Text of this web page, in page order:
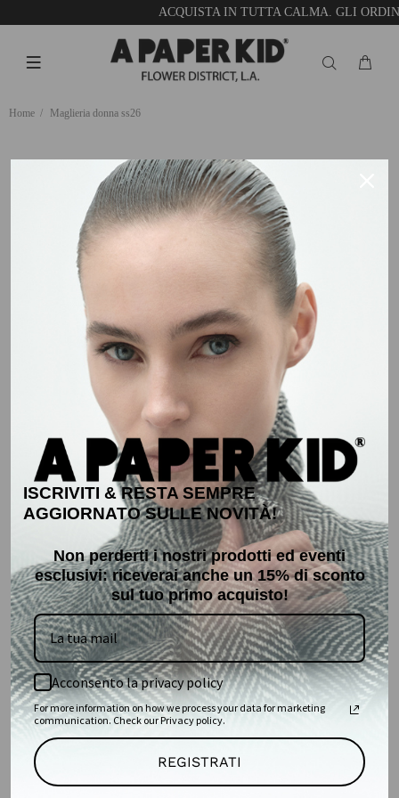
ACQUISTA IN TUTTA CALMA. GLI
Home Maglieria donna ss26
MAGLIERIA DONNA SS26
EMPTY
There are no products matching the selection.
Store
Policy
Contacts
ISCRIVITI & RESTA SEMPRE
AGGIORNATO SULLE NOVITÀ!
Non perderti i nostri prodotti ed eventi
esclusivi: riceverai anche un 15% di sconto
sul tuo primo acquisto!
Acconsento la privacy policy
For more information on how we process your data for marketing
communication. Check our Privacy policy.
REGISTRATI